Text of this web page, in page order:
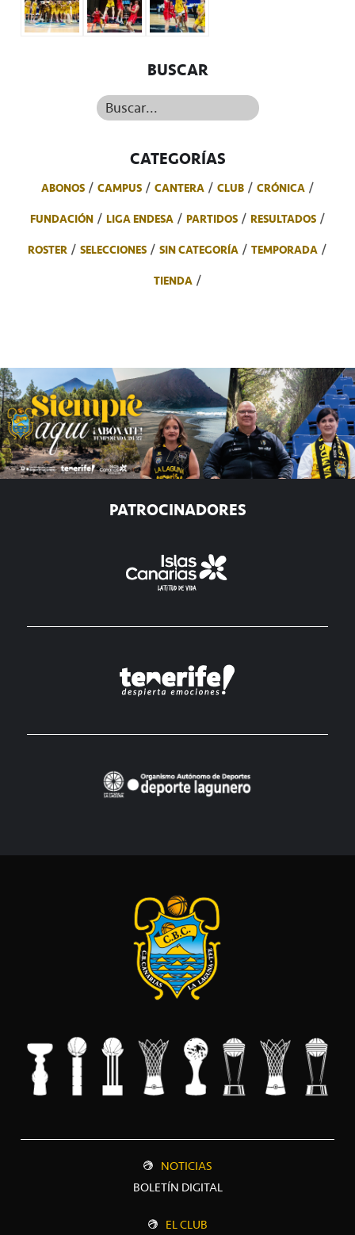
BUSCAR
Buscar...
CATEGORÍAS
ABONOS CAMPUS CANTERA CLUB
CRÓNICA
FUNDACIÓN
LIGA ENDESA PARTIDOS
RESULTADOS
ROSTER
SELECCIONES SIN CATEGORÍA
TEMPORADA
TIENDA
PATROCINADORES
NOTICIAS
BOLETÍN DIGITAL
EL CLUB